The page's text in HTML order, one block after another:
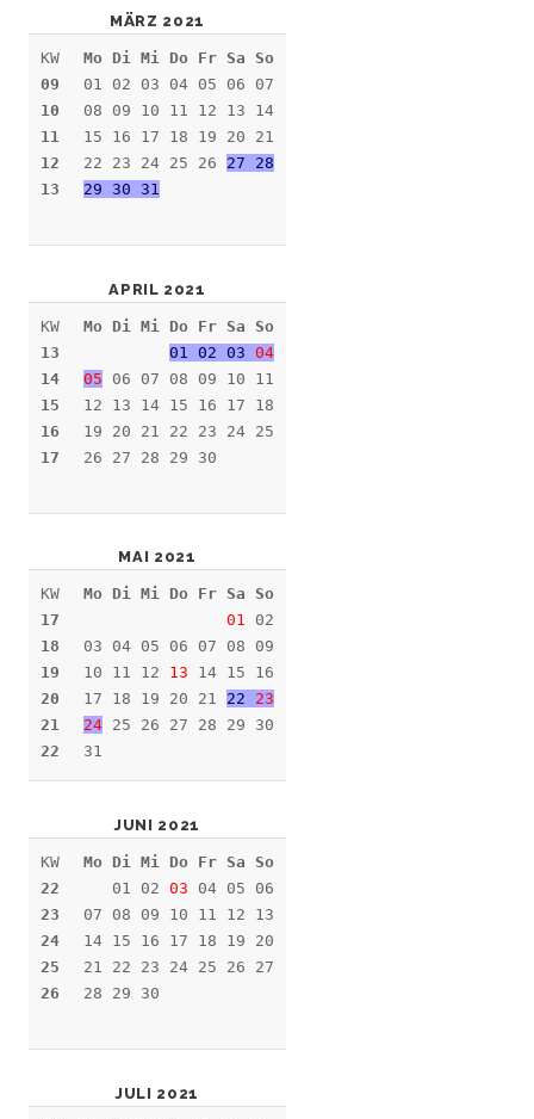
MÄRZ 2021
KW
09
10
11
12
13
Mo Di Mi Do Fr Sa So
01 02 03 04 05 06 07
08 09 10 11 12 13 14
15 16 17 18 19 20 21
22 23 24 25 26 27 28
29 30 31
APRIL 2021
KW
13
14
15
16
17
Mo Di Mi Do Fr Sa So
01 02 03 04
05 06 07 08 09 10 11
12 13 14 15 16 17 18
19 20 21 22 23 24 25
26 27 28 29 30
MAI 2021
KW
17
18
19
20
21
22
Mo Di Mi Do Fr Sa So
01 02
03 04 05 06 07 08 09
10 11 12 13 14 15 16
17 18 19 20 21 22 23
2425 26 27 28 29 30
31
JUNI 2021
KW
22
23
24
25
26
Mo Di Mi Do Fr Sa So
01 02 03 04 05 06
07 08 09 10 11 12 13
14 15 16 17 18 19 20
21 22 23 24 25 26 27
28 29 30
JULI 2021